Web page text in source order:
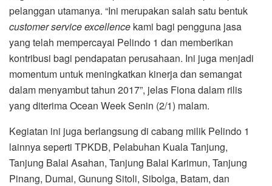
pelanggan utamanya. “Ini merupakan salah satu bentuk
customer service excellence kami bagi pengguna jasa
yang telah mempercayai Pelindo 1 dan memberikan
kontribusi bagi pendapatan perusahaan. Ini juga menjadi
momentum untuk meningkatkan kinerja dan semangat
dalam menyambut tahun 2017”, jelas Fiona dalam rilis
yang diterima Ocean Week Senin (2/1) malam.
Kegiatan ini juga berlangsung di cabang milik Pelindo 1
lainnya seperti TPKDB, Pelabuhan Kuala Tanjung,
Tanjung Balai Asahan, Tanjung Balai Karimun, Tanjung
Pinang, Dumai, Gunung Sitoli, Sibolga, Batam, dan